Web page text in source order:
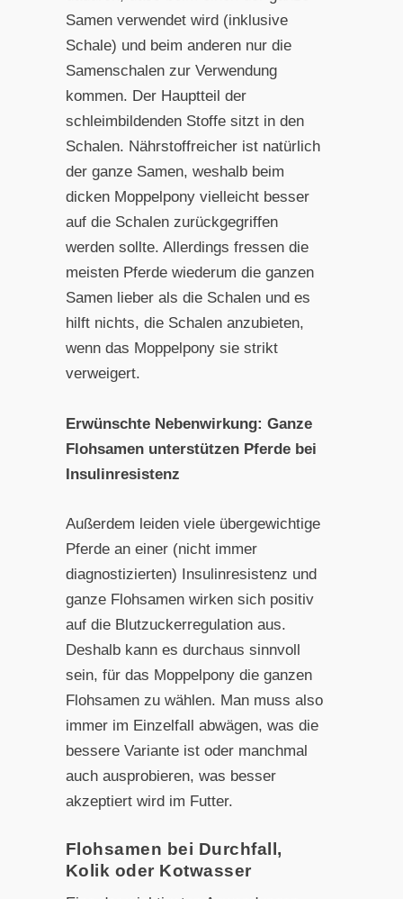
Samen verwendet wird (inklusive
Schale) und beim anderen nur die
Samenschalen zur Verwendung
kommen. Der Hauptteil der
schleimbildenden Stoffe sitzt in den
Schalen. Nährstoffreicher ist natürlich
der ganze Samen, weshalb beim
dicken Moppelpony vielleicht besser
auf die Schalen zurückgegriffen
werden sollte. Allerdings fressen die
meisten Pferde wiederum die ganzen
Samen lieber als die Schalen und es
hilft nichts, die Schalen anzubieten,
wenn das Moppelpony sie strikt
verweigert.
Erwünschte Nebenwirkung: Ganze
Flohsamen unterstützen Pferde bei
Insulinresistenz
Außerdem leiden viele übergewichtige
Pferde an einer (nicht immer
diagnostizierten) Insulinresistenz und
ganze Flohsamen wirken sich positiv
auf die Blutzuckerregulation aus.
Deshalb kann es durchaus sinnvoll
sein, für das Moppelpony die ganzen
Flohsamen zu wählen. Man muss also
immer im Einzelfall abwägen, was die
bessere Variante ist oder manchmal
auch ausprobieren, was besser
akzeptiert wird im Futter.
Flohsamen bei Durchfall,
Kolik oder Kotwasser